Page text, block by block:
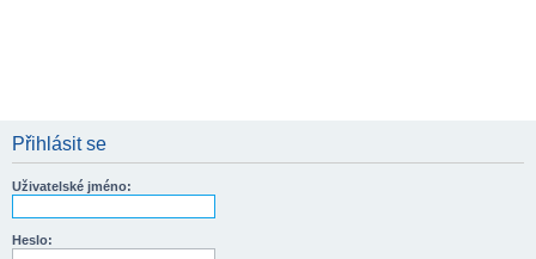
Přihlásit se
Uživatelské jméno:
Heslo: